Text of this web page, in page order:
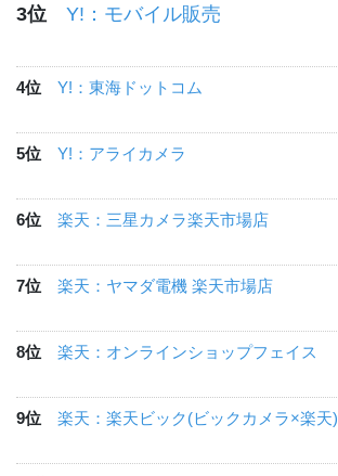
3位 Y!：モバイル販売
4位 Y!：東海ドットコム
5位 Y!：アライカメラ
6位 楽天：三星カメラ楽天市場店
7位 楽天：ヤマダ電機 楽天市場店
8位 楽天：オンラインショップフェイス
9位 楽天：楽天ビック(ビックカメラ×楽天)